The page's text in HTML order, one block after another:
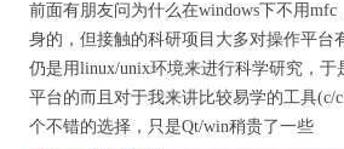
前面有朋友问为什么在windows下不用mfc
身的，但接触的科研项目大多对操作平台
仍是用linux/unix环境来进行科学研究，于
平台的而且对于我来讲比较易学的工具(c/
个不错的选择，只是Qt/win稍贵了一些